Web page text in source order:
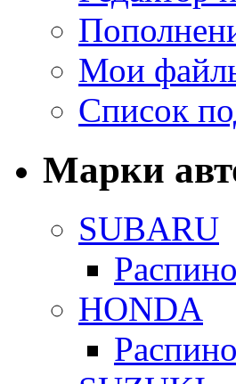
Мои
Список
Марки
SUBARU
HONDA